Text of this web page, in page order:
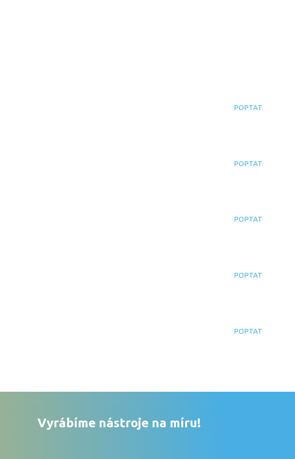
POPTAT
POPTAT
POPTAT
POPTAT
POPTAT
Vyrábíme nástroje na míru!